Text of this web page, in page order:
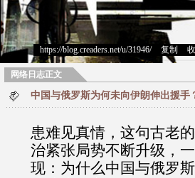
https://blog.creaders.net/u/31946/> 复制
网络日志正文
中国与俄罗斯为何未向伊朗伸出援手
患难见真情，这句古老
治紧张局势不断升级，
现：为什么中国与俄罗